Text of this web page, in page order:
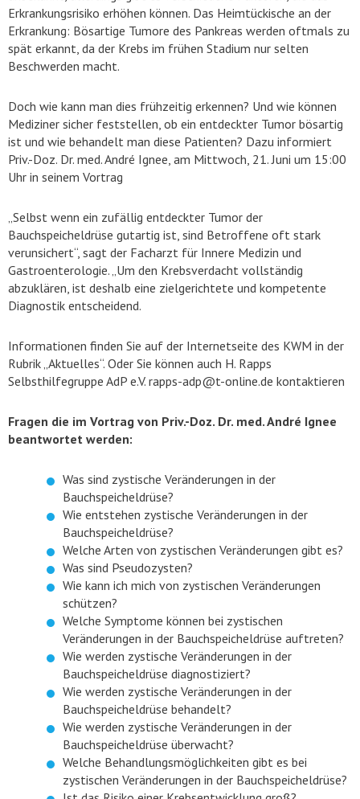
Erkrankungsrisiko erhöhen können. Das Heimtückische an der
Erkrankung: Bösartige Tumore des Pankreas werden oftmals zu
spät erkannt, da der Krebs im frühen Stadium nur selten
Beschwerden macht.
Doch wie kann man dies frühzeitig erkennen? Und wie können
Mediziner sicher feststellen, ob ein entdeckter Tumor bösartig
ist und wie behandelt man diese Patienten? Dazu informiert
Priv.-Doz. Dr. med. André Ignee, am Mittwoch, 21. Juni um 15:00
Uhr in seinem Vortrag
„Selbst wenn ein zufällig entdeckter Tumor der
Bauchspeicheldrüse gutartig ist, sind Betroffene oft stark
verunsichert“, sagt der Facharzt für Innere Medizin und
Gastroenterologie. „Um den Krebsverdacht vollständig
abzuklären, ist deshalb eine zielgerichtete und kompetente
Diagnostik entscheidend.
Informationen finden Sie auf der Internetseite des KWM in der
Rubrik „Aktuelles“. Oder Sie können auch H. Rapps
Selbsthilfegruppe AdP e.V. rapps-adp@t-online.de kontaktieren
Fragen die im Vortrag von Priv.-Doz. Dr. med. André Ignee
beantwortet werden:
Was sind zystische Veränderungen in der
Bauchspeicheldrüse?
Wie entstehen zystische Veränderungen in der
Bauchspeicheldrüse?
Welche Arten von zystischen Veränderungen gibt es?
Was sind Pseudozysten?
Wie kann ich mich von zystischen Veränderungen
schützen?
Welche Symptome können bei zystischen
Veränderungen in der Bauchspeicheldrüse auftreten?
Wie werden zystische Veränderungen in der
Bauchspeicheldrüse diagnostiziert?
Wie werden zystische Veränderungen in der
Bauchspeicheldrüse behandelt?
Wie werden zystische Veränderungen in der
Bauchspeicheldrüse überwacht?
Welche Behandlungsmöglichkeiten gibt es bei
zystischen Veränderungen in der Bauchspeicheldrüse?